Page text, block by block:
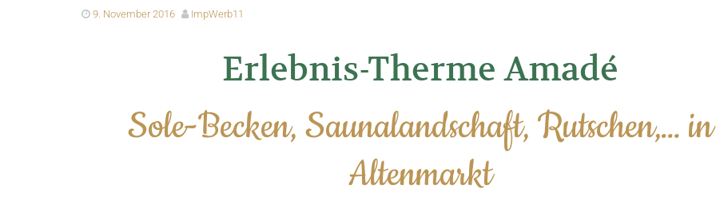
9. November 2016 ImpWerb11
Erlebnis-Therme Amadé
Sole-Becken, Saunalandschaft, Rutschen,… in
Altenmarkt